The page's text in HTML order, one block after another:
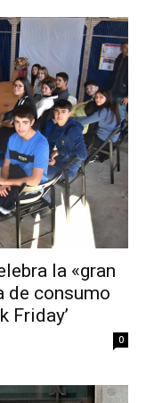
la «gran
de consumo
Friday’
0